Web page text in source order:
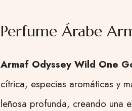
Perfume Árabe
Armaf Odyssey Wild One
cítrica, especias aromáticas y
leñosa profunda, creando una